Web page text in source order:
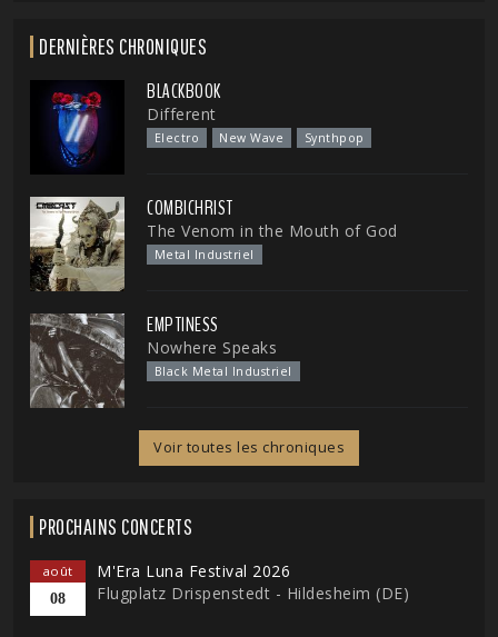
DERNIÈRES CHRONIQUES
BLACKBOOK
Different
Electro New Wave Synthpop
COMBICHRIST
The Venom in the Mouth of God
Metal Industriel
EMPTINESS
Nowhere Speaks
Black Metal Industriel
Voir toutes les chroniques
PROCHAINS CONCERTS
août
08
M'Era Luna Festival 2026
Flugplatz Drispenstedt - Hildesheim (DE)